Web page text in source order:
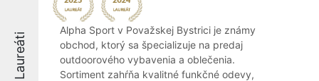
Laureáti
Alpha Sport v Považskej Bystrici je známy
obchod, ktorý sa špecializuje na predaj
outdoorového vybavenia a oblečenia.
Sortiment zahŕňa kvalitné funkčné odevy,